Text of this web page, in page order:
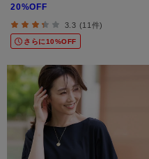
20%OFF
3.3 (11件)
さらに10%OFF